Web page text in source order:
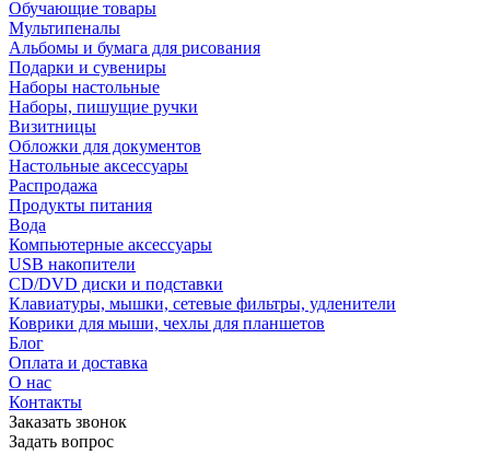
Обучающие товары
Мультипеналы
Альбомы и бумага для рисования
Подарки и сувениры
Наборы настольные
Наборы, пишущие ручки
Визитницы
Обложки для документов
Настольные аксессуары
Распродажа
Продукты питания
Вода
Компьютерные аксессуары
USB накопители
CD/DVD диски и подставки
Клавиатуры, мышки, сетевые фильтры, удленители
Коврики для мыши, чехлы для планшетов
Блог
Оплата и доставка
О нас
Контакты
Заказать звонок
Задать вопрос